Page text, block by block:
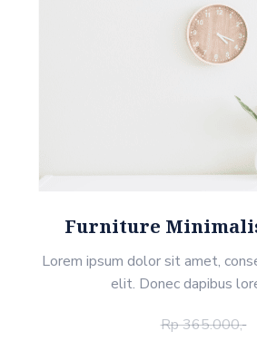
Furniture
Lorem ipsum dolor sit amet,
elit. Donec dapibus
Rp 365.000,-